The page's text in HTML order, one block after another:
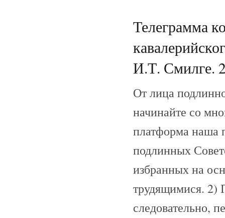
Телеграмма
И.Т. Смилге.
От лица
начинайте со
платформа наша
подлинных
избранных на
трудящимися. 2)
следовательно,